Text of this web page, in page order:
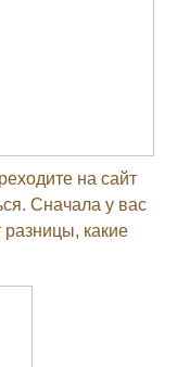
на сайт
Сначала у вас
какие